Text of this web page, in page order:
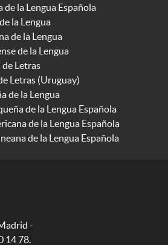
de la Lengua Española
la Lengua
de la Lengua
de la Lengua
Letras
Letras (Uruguay)
de la Lengua
de la Lengua Española
de la Lengua Española
de la Lengua Española
-
14 78.